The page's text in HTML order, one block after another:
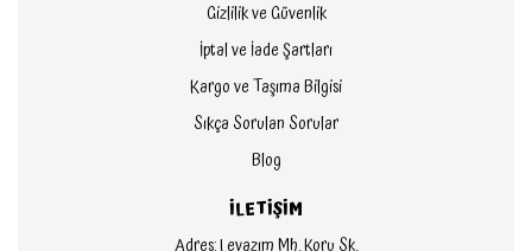
Gizlilik ve Güvenlik
İptal ve İade Şartları
Kargo ve Taşıma Bilgisi
Sıkça Sorulan Sorular
Blog
İLETİŞİM